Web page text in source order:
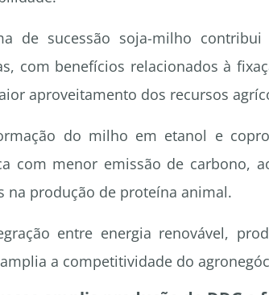
de sucessão soja-milho
com benefícios relacionados à
aproveitamento dos recursos
do milho em etanol e
com menor emissão de carbono,
na produção de proteína animal.
entre energia renovável,
a competitividade do